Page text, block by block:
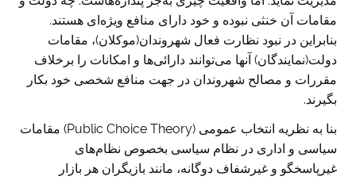
مقامات آن خنثی نبوده و خود دارای منافع ویژه‌ای هستند.
بنابراین در نبود نظارت فعال شهروندان(موکلان)، مقامات
دولت(نمایندگان) آنها می‌توانند دارائی‌ها و امکانات را برخلاف
مقررات و مصالح شهروندان در جهت منافع شخصی خود بکار
بگیرند.
بنا به نظریه انتخاب عمومی (Public Choice Theory) مقامات
سیاسی و اداری در نظام سیاسی بخصوص نظام‌های
غیرپاسخگو و غیرشفاف دوگانه، مانند بازیگران هر بازار